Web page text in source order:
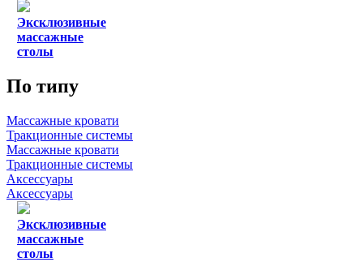
Эксклюзивные
массажные
столы
По типу
Массажные кровати
Тракционные системы
Массажные кровати
Тракционные системы
Аксессуары
Аксессуары
Эксклюзивные
массажные
столы